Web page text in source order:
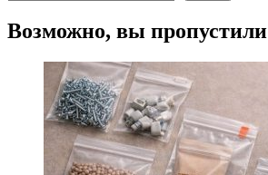
Возможно, вы пропустили